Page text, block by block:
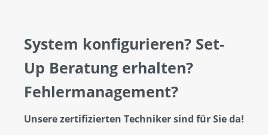
System konfigurieren? Set-
Up Beratung erhalten?
Fehlermanagement?
Unsere zertifizierten Techniker sind für Sie da!